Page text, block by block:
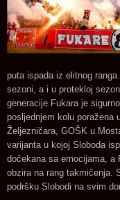
puta ispada iz elitnog
sezoni, a i u protekloj
generacije Fukara je
posljednjem kolu poražena
Željezničara, GOŠK u
varijanta u kojoj Sloboda
dočekana sa emocijama, a
obzira na rang takmičenja.
podršku Slobodi na svim